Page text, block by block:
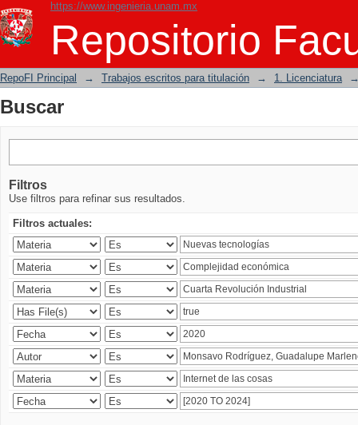
https://www.ingenieria.unam.mx
Repositorio
Buscar
RepoFI Principal → Trabajos escritos para titulación → 1. Licenciatura
Buscar
Filtros
Use filtros para refinar sus resultados.
Filtros actuales: